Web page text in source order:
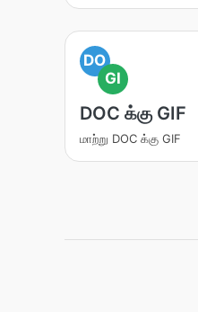
DO
GI
DOC க்கு GIF
மாற்று DOC க்கு GIF